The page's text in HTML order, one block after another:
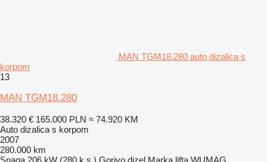
MAN TGM18.280 auto dizalica s
korpom
13
MAN TGM18.280
38.320 € 165.000 PLN ≈ 74.920 KM
Auto dizalica s korpom
2007
280.000 km
Snaga 206 kW (280 k.s.) Gorivo dizel Marka lifta WUMAG